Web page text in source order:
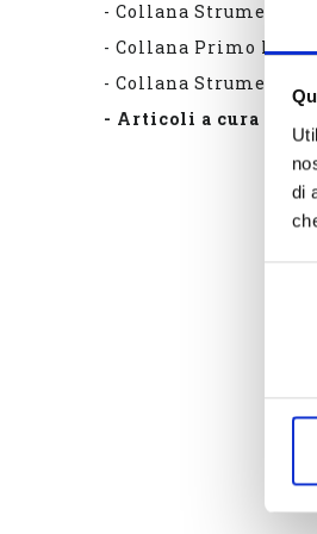
di
- Collana Strumenti di
- Collana Primo Piano
- Collana Strumenti in
- Articoli a cura di